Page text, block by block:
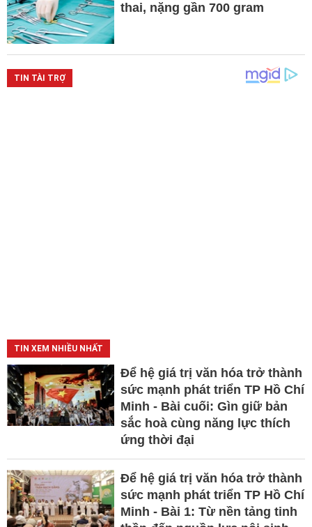
thai, nặng gần 700 gram
TIN XEM NHIỀU NHẤT
Để hệ giá trị văn hóa trở thành
sức mạnh phát triển TP Hồ Chí
Minh - Bài cuối: Gìn giữ bản
sắc hoà cùng năng lực thích
ứng thời đại
Để hệ giá trị văn hóa trở thành
sức mạnh phát triển TP Hồ Chí
Minh - Bài 1: Từ nền tảng tinh